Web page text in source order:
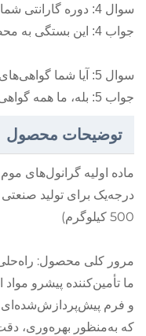
سوال 4: دوره گارانتی شما چقدر است؟
جواب 4: این بستگی به محصول دارد
سوال 5: آیا شما گواهی‌های مرتبط دارید؟
جواب 5: بله، ما همه گواهی‌های لازم را برای محصولاتمان داریم
توضیحات محصول
ماده اولیه گرانول‌های
درجه‌یک برای تولید
500 کیلوگرم)
مرور کلی محصول:
ما تأمین‌کننده پیشرو
و فرم
که به‌منظور بهره‌وری،